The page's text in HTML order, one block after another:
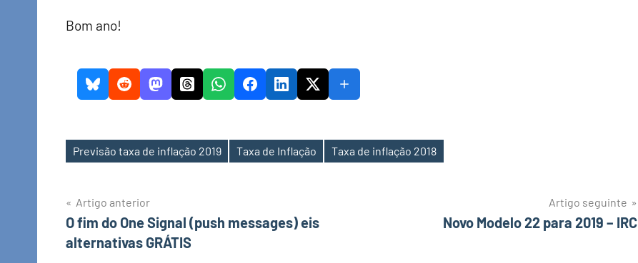
Bom ano!
Etiquetas
Previsão taxa de inflação 2019 Taxa de Inflação Taxa de inflação 2018
Navegação
de
Artigo anterior
O fim do One Signal (push messages) eis
alternativas GRÁTIS
Artigo seguinte
Novo Modelo 22 para 2019 – IRC